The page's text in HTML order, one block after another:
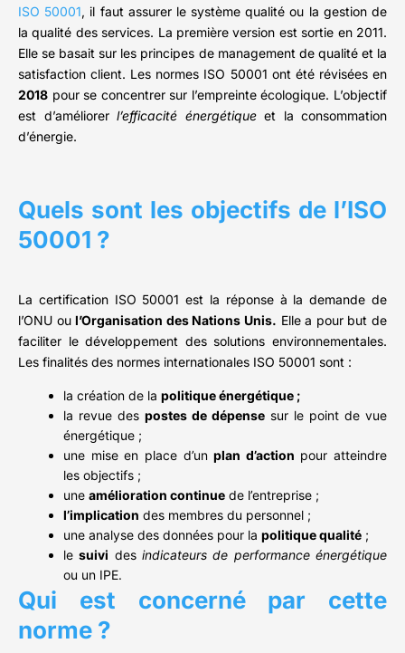
ISO 50001, il faut assurer le système qualité ou la gestion de
la qualité des services. La première version est sortie en 2011.
Elle se basait sur les principes de management de qualité et la
satisfaction client. Les normes ISO 50001 ont été révisées en
2018 pour se concentrer sur l’empreinte écologique. L’objectif
est d’améliorer l’efficacité énergétiqueet la consommation
d’énergie.
Quels sont les objectifs de l’ISO
50001 ?
La certification ISO 50001 est la réponse à la demande de
l’ONU oul’Organisation des Nations Unis. Elle a pour but de
faciliter le développement des solutions environnementales.
Les finalités des normes internationales ISO 50001 sont :
la création de la politique énergétique ;
la revue des postes de dépense sur le point de vue
énergétique ;
une mise en place d’unplan d’action pour atteindre
les objectifs ;
une amélioration continue de l’entreprise ;
l’implication des membres du personnel ;
une analyse des données pour la politique qualité ;
lesuivi desindicateurs de performance énergétique
ou un IPE.
Qui est concerné par cette
norme ?